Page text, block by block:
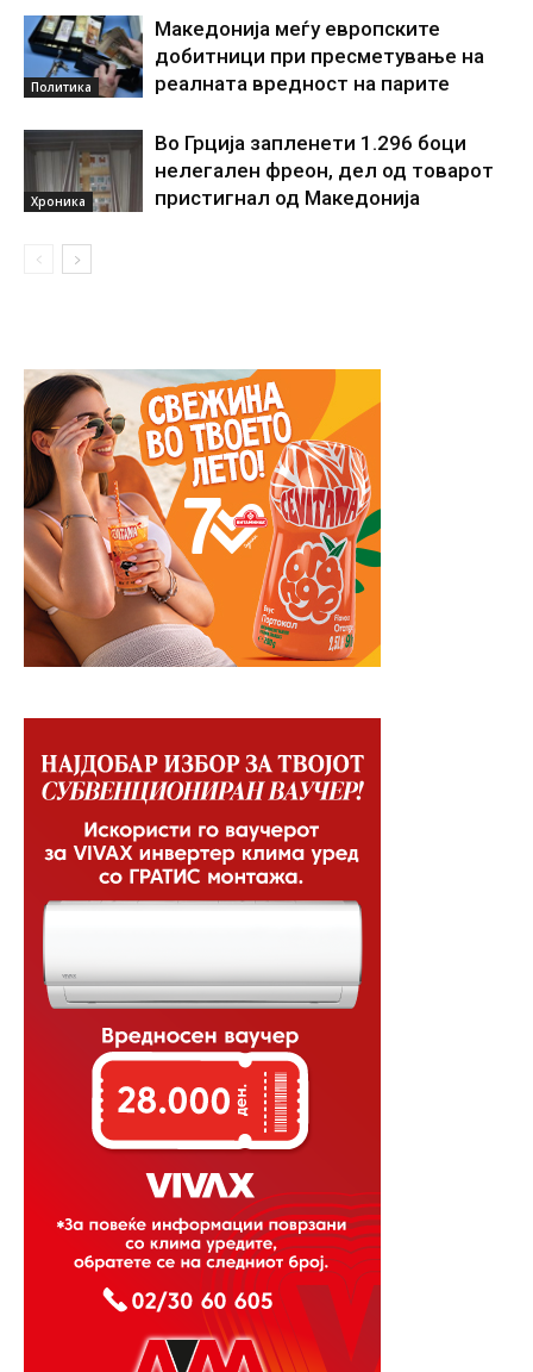
Политика
Македонија меѓу европските
добитници при пресметување на
реалната вредност на парите
Хроника
Во Грција запленети 1.296 боци
нелегален фреон, дел од товарот
пристигнал од Македонија